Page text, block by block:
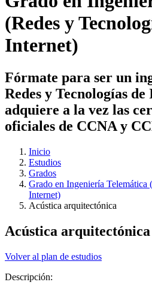
(Redes y
Internet)
Fórmate para ser un
Redes y Tecnologías
adquiere a la vez las
oficiales de CCNA y
Inicio
Estudios
Grados
Grado en Ingeniería Telemática
Internet)
Acústica arquitectónica
Acústica arquitectónica
Volver al plan de estudios
Descripción: